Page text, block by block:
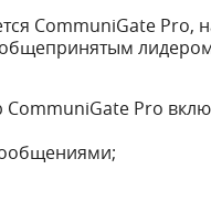
CommuniGate Pro,
общепринятым
Pro